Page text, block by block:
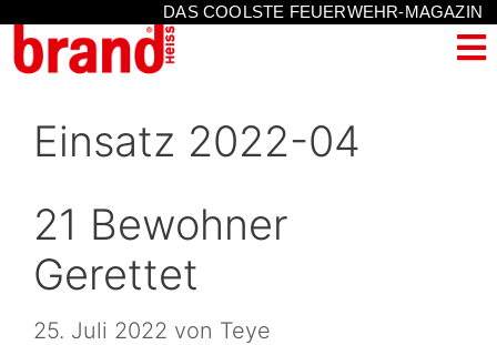
DAS COOLSTE FEUERWEHR-MAGAZIN
Einsatz 2022-04
21 Bewohner
Gerettet
25. Juli 2022 von Teye